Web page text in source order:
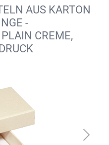
AUS KARTON
-
CREME,